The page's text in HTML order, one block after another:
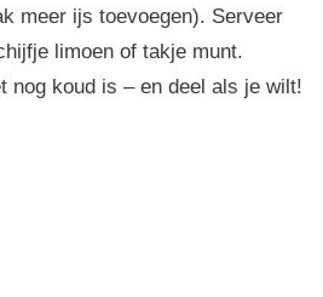
meer ijs toevoegen). Serveer
limoen of takje munt.
nog koud is – en deel als je wilt!